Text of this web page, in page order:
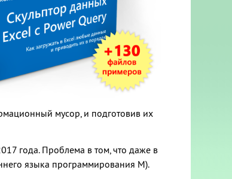
мусор, и подготовив их
года. Проблема в том, что даже в
языка программирования М).